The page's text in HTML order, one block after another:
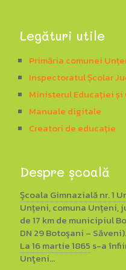
Legături utile
Primăria comunei
Inspectoratul Școlar
Ministerul Educației și
Manuale digitale
Creatori de educație
Despre școală
Şcoala Gimnazială nr. 1
Unțeni, comuna Unțeni,
de 17 km de municipiul
DN 29 Botoşani – Săveni).
La 16 martie 1865 s-a
Unţeni...